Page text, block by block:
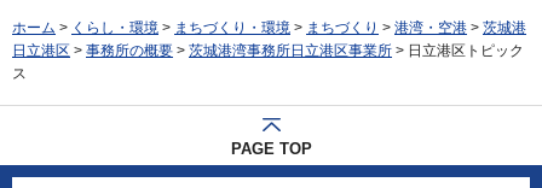
ホーム > くらし・環境 > まちづくり・環境 > まちづくり > 港湾・空港 > 茨城港
日立港区 > 事務所の概要 > 茨城港湾事務所日立港区事業所 > 日立港区トピック
ス
PAGE TOP